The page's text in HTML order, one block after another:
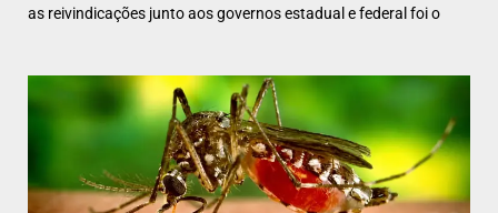
as reivindicações junto aos governos estadual e federal foi o